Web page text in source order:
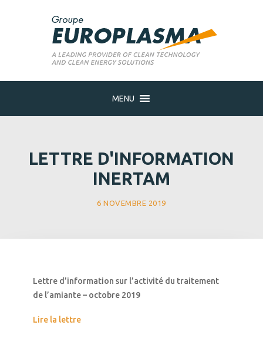
MENU
LETTRE D'INFORMATION
INERTAM
6 NOVEMBRE 2019
Lettre d’information sur l’activité du traitement
de l’amiante – octobre 2019
Lire la lettre